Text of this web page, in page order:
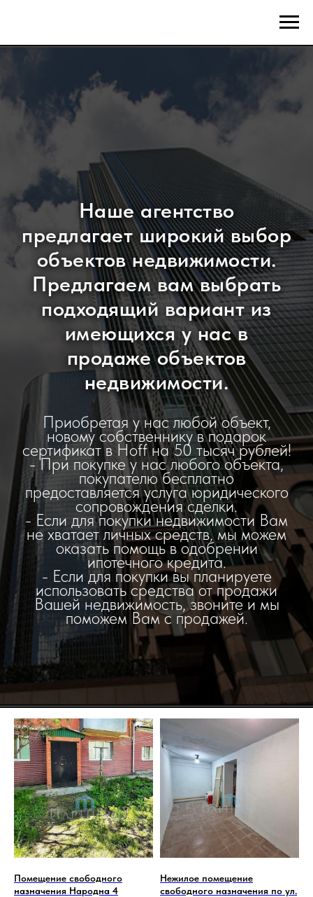
Наше агентство
предлагает широкий выбор
объектов недвижимости.
Предлагаем вам выбрать
подходящий вариант из
имеющихся у нас в
продаже объектов
недвижимости.
Приобретая у нас любой объект,
новому собственнику в подарок
сертификат в Hoff на 50 тысяч рублей!
- При покупке у нас любого объекта,
покупателю бесплатно
предоставляется услуга юридического
сопровождения сделки.
- Если для покупки недвижимости Вам
не хватает личных средств, мы можем
оказать помощь в одобрении
ипотечного кредита.
- Если для покупки вы планируете
использовать средства от продажи
Вашей недвижимость, звоните и мы
поможем Вам с продажей.
Помещение свободного
назначения Народна 4
Нежилое помещение
свободного назначения по ул.